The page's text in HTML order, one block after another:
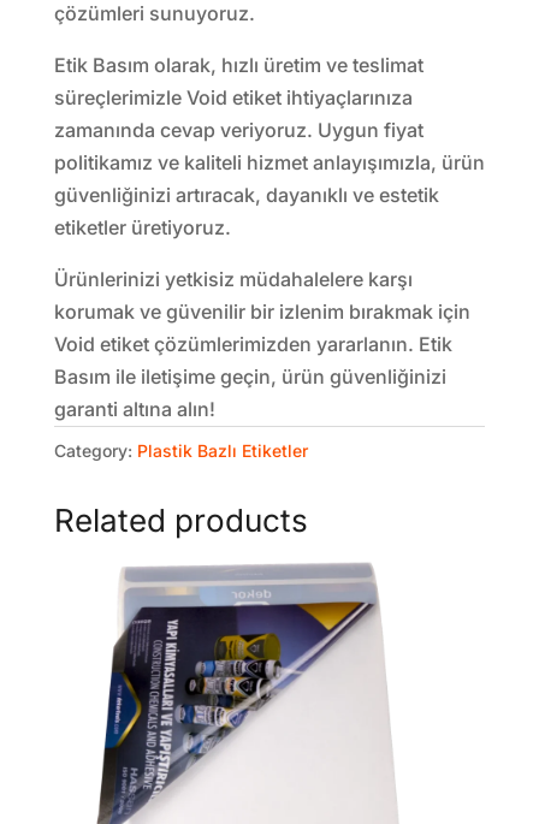
çözümleri sunuyoruz.
Etik Basım olarak, hızlı üretim ve teslimat
süreçlerimizle Void etiket ihtiyaçlarınıza
zamanında cevap veriyoruz. Uygun fiyat
politikamız ve kaliteli hizmet anlayışımızla, ürün
güvenliğinizi artıracak, dayanıklı ve estetik
etiketler üretiyoruz.
Ürünlerinizi yetkisiz müdahalelere karşı
korumak ve güvenilir bir izlenim bırakmak için
Void etiket çözümlerimizden yararlanın. Etik
Basım ile iletişime geçin, ürün güvenliğinizi
garanti altına alın!
Category: Plastik Bazlı Etiketler
Related products